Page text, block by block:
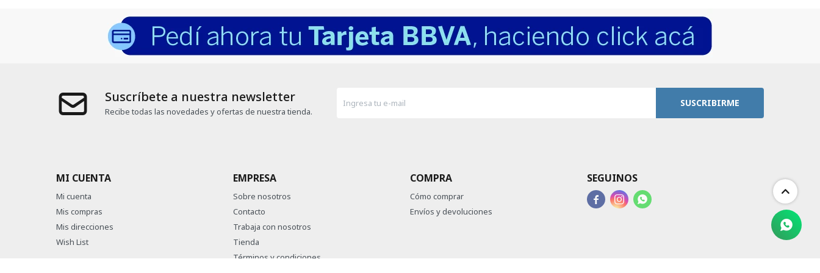
Suscríbete a nuestra newsletter
Recibe todas las novedades y ofertas de nuestra tienda.
SUSCRIBIRME
MI CUENTA
Mi cuenta
Mis compras
Mis direcciones
Wish List
EMPRESA
Sobre nosotros
Contacto
Trabaja con nosotros
Tienda
Términos y condiciones
COMPRA
Cómo comprar
Envíos y devoluciones
SEGUINOS
  